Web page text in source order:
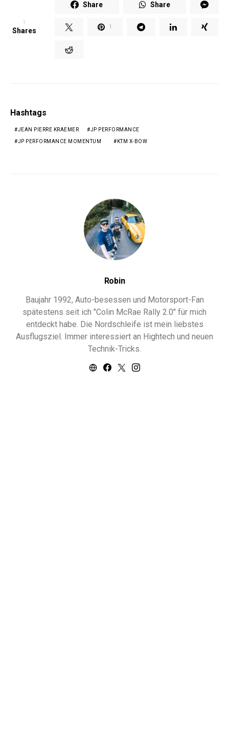
1
Shares
Share Share
1
Hashtags
JEAN PIERRE KRAEMER JP PERFORMANCE
JP PERFORMANCE MOMENTUM KTM X-BOW
Robin
Baujahr 1992, Auto-besessen und Motorsport-Fan
spätestens seit ich "Colin McRae Rally 2.0" für mich
entdeckt habe. Die Nordschleife ist mein liebstes
Ausflugsziel. Immer interessiert an Hightech und neuen
Technik-Tricks.